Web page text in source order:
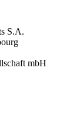
S.A.
mbH